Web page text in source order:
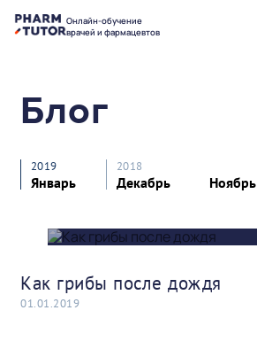
Онлайн-обучение
врачей и фармацевтов
Блог
2019
Январь
2018
Декабрь Ноябрь
Как грибы после дождя
01.01.2019